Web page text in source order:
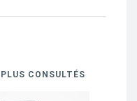
CONSULTÉS